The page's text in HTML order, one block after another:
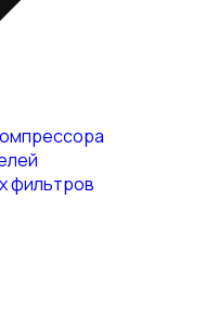
фильтров